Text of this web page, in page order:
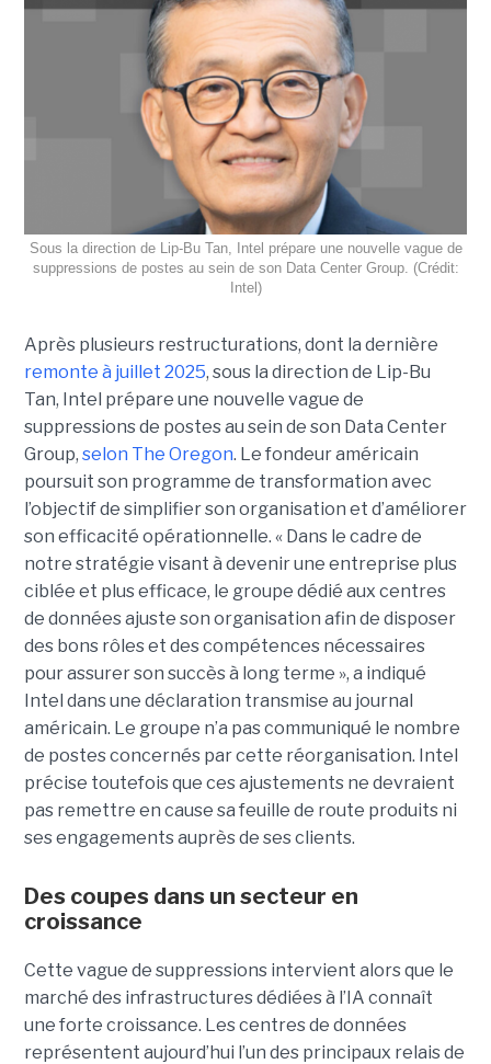
Sous la direction de Lip-Bu Tan, Intel prépare une nouvelle vague de
suppressions de postes au sein de son Data Center Group. (Crédit:
Intel)
Après plusieurs restructurations, dont la dernière
remonte à juillet 2025, sous la direction de Lip-Bu
Tan, Intel prépare une nouvelle vague de
suppressions de postes au sein de son Data Center
Group, selon The Oregon. Le fondeur américain
poursuit son programme de transformation avec
l’objectif de simplifier son organisation et d’améliorer
son efficacité opérationnelle. « Dans le cadre de
notre stratégie visant à devenir une entreprise plus
ciblée et plus efficace, le groupe dédié aux centres
de données ajuste son organisation afin de disposer
des bons rôles et des compétences nécessaires
pour assurer son succès à long terme », a indiqué
Intel dans une déclaration transmise au journal
américain. Le groupe n’a pas communiqué le nombre
de postes concernés par cette réorganisation. Intel
précise toutefois que ces ajustements ne devraient
pas remettre en cause sa feuille de route produits ni
ses engagements auprès de ses clients.
Des coupes dans un secteur en
croissance
Cette vague de suppressions intervient alors que le
marché des infrastructures dédiées à l’IA connaît
une forte croissance. Les centres de données
représentent aujourd’hui l’un des principaux relais de